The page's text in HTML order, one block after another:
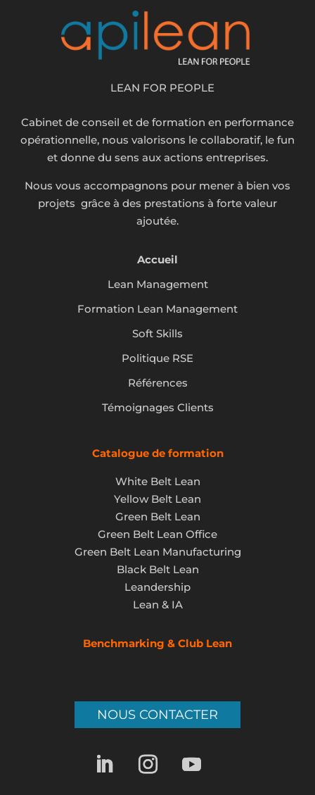
LEAN FOR PEOPLE
Cabinet de conseil et de formation en performance
opérationnelle, nous valorisons le collaboratif, le fun
et donne du sens aux actions entreprises.
Nous vous accompagnons pour mener à bien vos
projets grâce à des prestations à forte valeur
ajoutée.
Accueil
Lean Management
Formation Lean Management
Soft Skills
Politique RSE
Références
Témoignages Clients
Catalogue de formation
White Belt Lean
Yellow Belt Lean
Green Belt Lean
Green Belt Lean Office
Green Belt Lean Manufacturing
Black Belt Lean
Leandership
Lean & IA
Benchmarking & Club Lean
NOUS CONTACTER